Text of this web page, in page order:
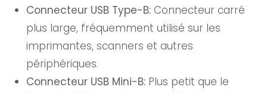
Connecteur USB Type-B: Connecteur carré
plus large, fréquemment utilisé sur les
imprimantes, scanners et autres
périphériques.
Connecteur USB Mini-B: Plus petit que le